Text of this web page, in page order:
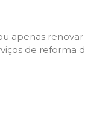
apenas
de